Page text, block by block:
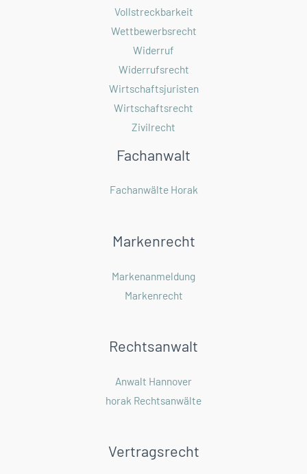
Vollstreckbarkeit
Wettbewerbsrecht
Widerruf
Widerrufsrecht
Wirtschaftsjuristen
Wirtschaftsrecht
Zivilrecht
Fachanwalt
Fachanwälte Horak
Markenrecht
Markenanmeldung
Markenrecht
Rechtsanwalt
Anwalt Hannover
horak Rechtsanwälte
Vertragsrecht